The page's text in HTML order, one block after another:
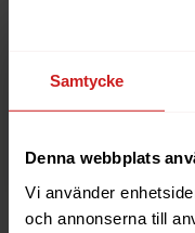
Samtycke
Denna webbplats
Vi använder
och annonserna till
Är du ägare till
anledningarna till
Läs mer